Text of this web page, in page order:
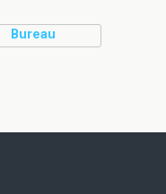
Bureau